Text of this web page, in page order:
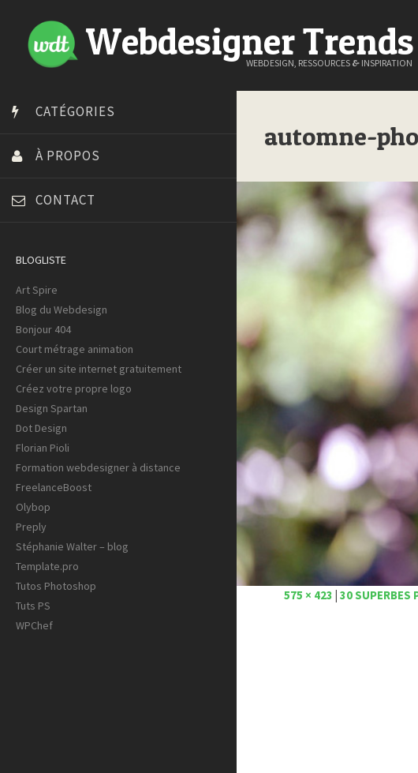
Webdesigner Trends
WEBDESIGN, RESSOURCES & INSPIRATION
CATÉGORIES
À PROPOS
CONTACT
BLOGLISTE
Art Spire
Blog du Webdesign
Bonjour 404
Court métrage animation
Créer un site internet gratuitement
Créez votre propre logo
Design Spartan
Dot Design
Florian Pioli
Formation webdesigner à distance
FreelanceBoost
Olybop
Preply
Stéphanie Walter – blog
Template.pro
Tutos Photoshop
Tuts PS
WPChef
automne-
575 × 423 | 30 SUPERBES